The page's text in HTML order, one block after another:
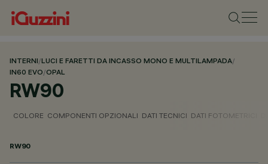
INTERNI/LUCI E FARETTI DA INCASSO MONO E MULTILAMPADA/
IN60 EVO/OPAL
RW90
COLORE COMPONENTI OPZIONALI DATI TECNICI DATI FOTOMETRICI
RW90